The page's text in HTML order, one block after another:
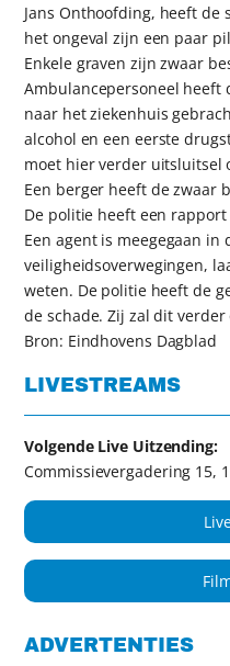
Jans Onthoofding, heeft de
het ongeval zijn een paar
Enkele graven zijn zwaar
Ambulancepersoneel
naar het ziekenhuis
alcohol en een eerste
moet hier verder uitsluitsel
Een berger heeft de zwaar
De politie heeft een
Een agent is meegegaan in
veiligheidsoverwegingen,
weten. De politie heeft de
de schade. Zij zal dit verder
Bron: Eindhovens Dagblad
LIVESTREAMS
Volgende Live Uitzending:
Commissievergadering 15,
ADVERTENTIES